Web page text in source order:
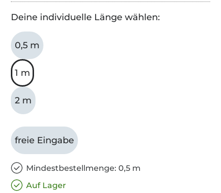
Deine individuelle Länge wählen:
0,5 m
1 m
2 m
freie Eingabe
Mindestbestellmenge: 0,5 m
Auf Lager